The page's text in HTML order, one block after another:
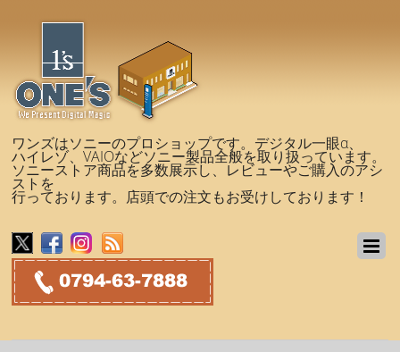
ワンズはソニーのプロショップです。デジタル一眼α、
ハイレゾ、VAIOなどソニー製品全般を取り扱っています。
ソニーストア商品を多数展示し、レビューやご購入のアシ
ストを
行っております。店頭での注文もお受けしております！